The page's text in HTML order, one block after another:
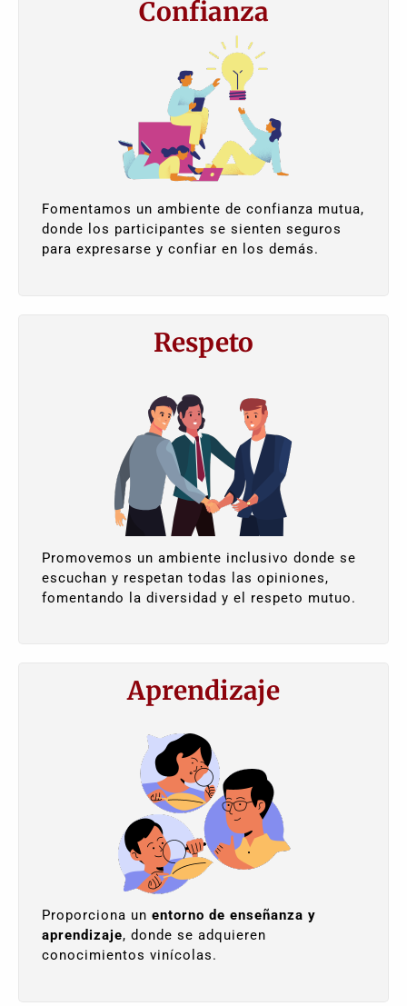
Confianza
Fomentamos un ambiente de confianza mutua,
donde los participantes se sienten seguros
para expresarse y confiar en los demás.
Respeto
Promovemos un ambiente inclusivo donde se
escuchan y respetan todas las opiniones,
fomentando la diversidad y el respeto mutuo.
Aprendizaje
Proporciona un entorno de enseñanza y
aprendizaje, donde se adquieren
conocimientos vinícolas.